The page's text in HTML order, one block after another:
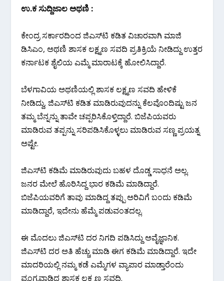
ಉ.ಕ ಸುದ್ದಿಜಾಲ ಅಥಣಿ :
ಕೇಂದ್ರ ಸರ್ಕಾರದಿಂದ ಜಿಎಸ್‌ಟಿ ಕಡಿತ ವಿಚಾರವಾಗಿ ಮಾಜಿ
ಡಿಸಿಎಂ, ಅಥಣಿ ಶಾಸಕ ಲಕ್ಷ್ಮಣ ಸವದಿ ಪ್ರತಿಕ್ರಿಯೆ ನೀಡಿದ್ದು ಉತ್ತರ
ಕರ್ನಾಟಕ ಶೈಲಿಯ ಎಮ್ಮೆ ಮಾರಾಟಕ್ಕೆ ಹೋಲಿಸಿದ್ದಾರೆ.
ಬೆಳಗಾವಿಯ ಅಥಣಿಯಲ್ಲಿ ಶಾಸಕ ಲಕ್ಷ್ಮಣ ಸವದಿ ಹೇಳಿಕೆ
ನೀಡಿದ್ದು, ಜಿಎಸ್‌ಟಿ ಕಡಿತ ಮಾಡಿರುವುದನ್ನು ಕೆಲವೊಂದಿಷ್ಟು ಜನ
ತಮ್ಮ ಬೆನ್ನನ್ನು ತಾವೇ ಚಪ್ಪರಿಸಿಕೊಳ್ತಿದ್ದಾರೆ. ಬಿಜೆಪಿಯವರು
ಮಾಡಿರುವ ತಪ್ಪನ್ನು ಸರಿಪಡಿಸಿಕೊಳ್ಳಲು ಮಾಡಿರುವ ಸಣ್ಣ ಪ್ರಯತ್ನ
ಅಷ್ಟೇ.
ಜಿಎಸ್‌ಟಿ ಕಡಿಮೆ ಮಾಡಿರುವುದು ಬಹಳ ದೊಡ್ಡ ಸಾಧನೆ ಅಲ್ಲ.
ಜನರ ಮೇಲೆ ಹೊರಿಸಿದ್ದ ಭಾರ ಕಡಿಮೆ ಮಾಡಿದ್ದಾರೆ.
ಬಿಜೆಪಿಯವರಿಗೆ ತಾವು ಮಾಡಿದ್ದ ತಪ್ಪು ಅರಿವಿಗೆ ಬಂದು ಕಡಿಮೆ
ಮಾಡಿದ್ದಾರೆ, ಇದೇನು ಹೆಮ್ಮೆ ಪಡುವಂತದಲ್ಲ.
ಈ ಮೊದಲು ಜಿಎಸ್‌ಟಿ ದರ ನಿಗದಿ ಪಡಿಸಿದ್ದು ಅವೈಜ್ಞಾನಿಕ.
ಜಿಎಸ್‌ಟಿ ದರ ಅತಿ ಹೆಚ್ಚು ಮಾಡಿ ಈಗ ಕಡಿಮೆ ಮಾಡಿದ್ದಾರೆ. ಇದೇ
ಮಾದರಿಯಲ್ಲಿ ನಮ್ಮ ಕಡೆ ಎಮ್ಮೆಗಳ ವ್ಯಾಪಾರ ಮಾಡ್ತಾರೆಂದು
ವ್ಯಂಗ್ಯವಾಡಿದ ಶಾಸಕ ಲಕ್ಷ್ನಣ ಸವದಿ.